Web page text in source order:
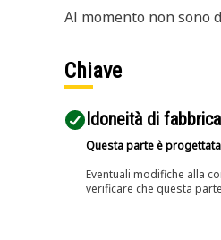
Al momento non
Chiave
Idoneità di fabbrica
Questa parte è
Eventuali modifiche alla
verificare che questa